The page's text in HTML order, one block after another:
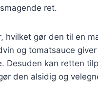
ret.
hvilket gør den til en
og tomatsauce
Desuden kan retten
den alsidig og